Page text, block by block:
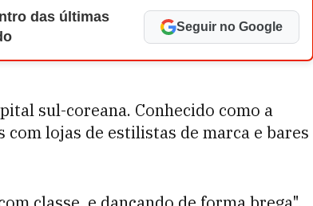
das últimas
Seguir no Google
sul-coreana. Conhecido como a
lojas de estilistas de marca e bares